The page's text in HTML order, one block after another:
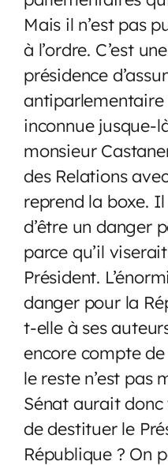
Mais il n’est pas
à l’ordre. C’est
présidence
antiparlementaire
inconnue jusque-
monsieur
des Relations
reprend la boxe.
d’être un danger
parce qu’il
Président.
danger pour la
t-elle à ses
encore compte de
le reste n’est pas
Sénat aurait
de destituer le
République ? On